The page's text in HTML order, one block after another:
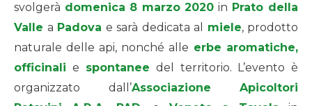
svolgerà domenica 8 marzo 2020 in Prato della
Valle a Padova e sarà dedicata al miele, prodotto
naturale delle api, nonché alle erbe aromatiche,
officinali e spontanee del territorio. L’evento è
organizzato dall’Associazione Apicoltori